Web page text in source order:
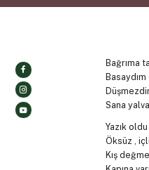
Bağrıma
Sana
Yazık
Öksüz ,
Kış